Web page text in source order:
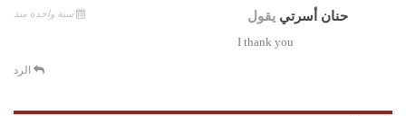
حنان أسرتي يقول سنة واحدة منذ
I thank you
الرد